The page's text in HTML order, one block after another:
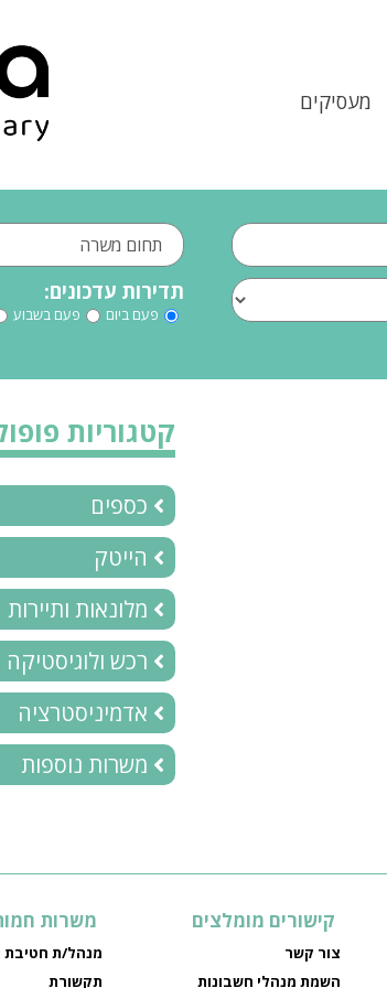
מעסיקים
תדירות עדכונים:
פעם ביום פעם בשבוע
קטגוריות
כספים
הייטק
מלונאות ותיירות
רכש ולוגיסטיקה
אדמיניסטרציה
משרות נוספות
קישורים מומלצים
צור קשר
השמת מנהלי חשבונות
משרות
מנהל/ת חטיבת
תקשורת